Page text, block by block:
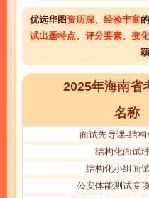
优选华图资历深、经验丰富
试出题特点、评分要素、变
2025年海南省
名称
面试先导课-结构
结构化面试
结构化小组面
公安体能测试专